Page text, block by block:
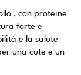
, con proteine
forte e
e la salute
una cute e un